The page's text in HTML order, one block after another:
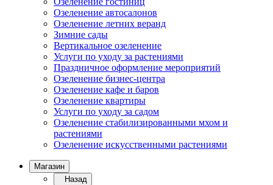
Озеленение автосалонов
Озеленение летних веранд
Зимние сады
Вертикальное озеленение
Услуги по уходу за растениями
Праздничное оформление мероприятий
Озеленение бизнес-центра
Озеленение кафе и баров
Озеленение квартиры
Услуги по уходу за садом
Озеленение стабилизированными мхом и
растениями
Озеленение искусственными растениями
Магазин
Назад